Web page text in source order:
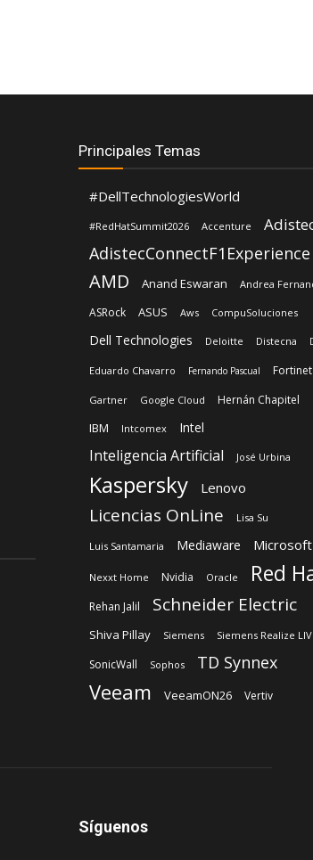
Principales Temas
#DellTechnologiesWorld
#RedHatSummit2026 Accenture
AdistecConnectF1Experience
AMD Anand Eswaran Andrea
ASRock ASUS Aws CompuSoluciones
Dell Technologies Deloitte Distecna
Eduardo Chavarro Fernando Pascual Fortinet
Gartner Google Cloud Hernán Chapitel
IBM Intcomex Intel
Inteligencia Artificial José Urbina
Kaspersky Lenovo
Licencias OnLine Lisa Su
Luis Santamaria Mediaware Microsoft
Nexxt Home Nvidia Oracle Red
Rehan Jalil Schneider Electric
Shiva Pillay Siemens Siemens Realize
SonicWall Sophos TD Synnex
Veeam VeeamON26 Vertiv
Síguenos